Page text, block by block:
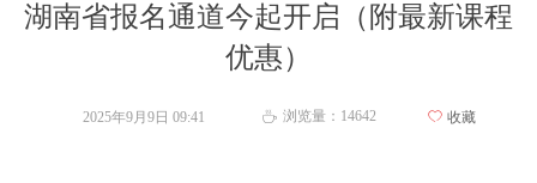
湖南省报名通道今起开启（附最新课程
优惠）
2025年9月9日 09:41 ꄘ 浏览量： 14642 ꄀ 收藏